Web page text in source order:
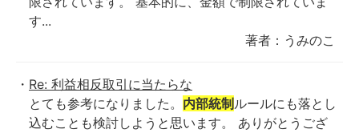
す...
著者：うみのこ
Re: 利益相反取引に当たらな
とても参考になりました。 内部統制 ルールにも落とし
込むことも検討しようと思います。 ありがとうござ